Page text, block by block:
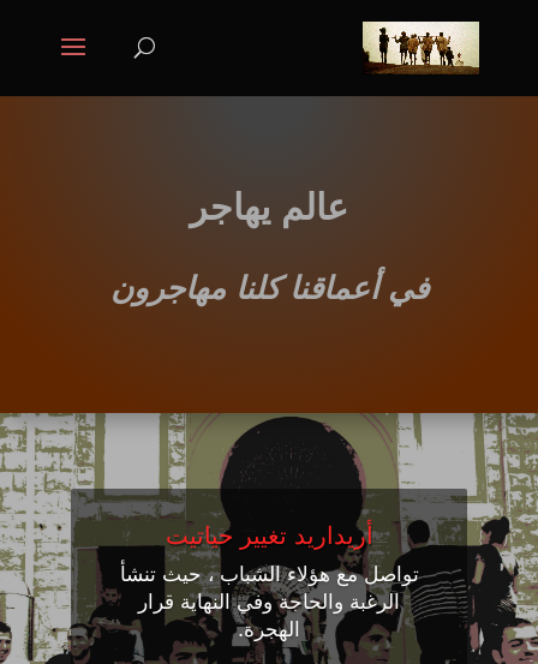
عالم يهاجر
في أعماقنا كلنا مهاجرون
أريداريد تغيير حياتيت
تواصل مع هؤلاء الشباب ، حيث تنشأ
الرغبة والحاجة وفي النهاية قرار
الهجرة.